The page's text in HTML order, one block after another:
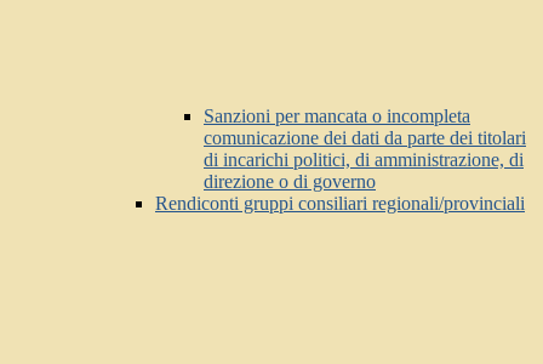
Sanzioni per mancata o incompleta
comunicazione dei dati da parte dei titolari
di incarichi politici, di amministrazione, di
direzione o di governo
Rendiconti gruppi consiliari regionali/provinciali